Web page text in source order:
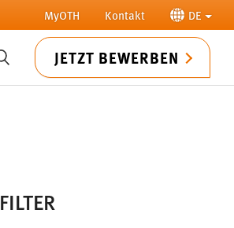
MyOTH Kontakt DE
SUCHE JETZT BEWERBEN
FILTER